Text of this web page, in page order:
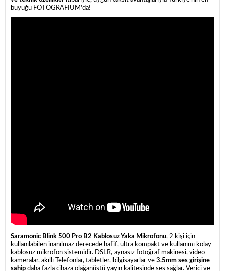
büyüğü FOTOGRAFIUM'da!
Saramonic Blink 500 Pro B2 Kablosuz Yaka Mikrofonu, 2 kişi için
kullanılabilen inanılmaz derecede hafif, ultra kompakt ve kullanımı kolay
kablosuz mikrofon sistemidir. DSLR, aynasız fotoğraf makinesi, video
kameralar, akıllı Telefonlar, tabletler, bilgisayarlar ve 3.5mm ses girişine
sahip daha fazla cihaza olağanüstü yayın kalitesinde ses sağlar. Verici ve